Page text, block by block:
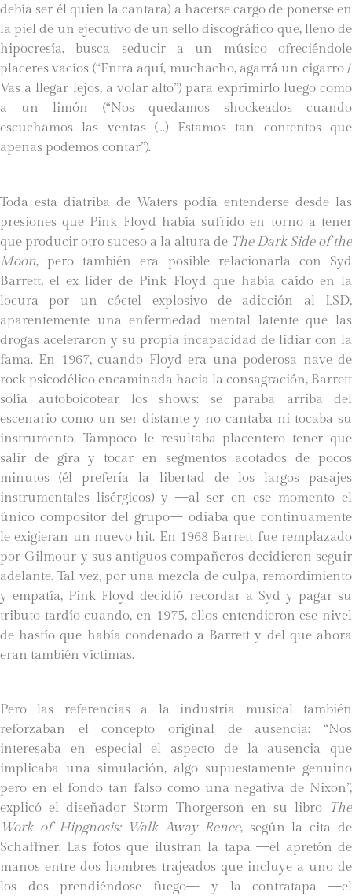
debía ser él quien la cantara) a hacerse cargo de ponerse en
la piel de un ejecutivo de un sello discográfico que, lleno de
hipocresía, busca seducir a un músico ofreciéndole
placeres vacíos (“Entra aquí, muchacho, agarrá un cigarro /
Vas a llegar lejos, a volar alto”) para exprimirlo luego como
a un limón (“Nos quedamos shockeados cuando
escuchamos las ventas (…) Estamos tan contentos que
apenas podemos contar”).
Toda esta diatriba de Waters podía entenderse desde las
presiones que Pink Floyd había sufrido en torno a tener
que producir otro suceso a la altura de The Dark Side of the
Moon, pero también era posible relacionarla con Syd
Barrett, el ex líder de Pink Floyd que había caído en la
locura por un cóctel explosivo de adicción al LSD,
aparentemente una enfermedad mental latente que las
drogas aceleraron y su propia incapacidad de lidiar con la
fama. En 1967, cuando Floyd era una poderosa nave de
rock psicodélico encaminada hacia la consagración, Barrett
solía autoboicotear los shows: se paraba arriba del
escenario como un ser distante y no cantaba ni tocaba su
instrumento. Tampoco le resultaba placentero tener que
salir de gira y tocar en segmentos acotados de pocos
minutos (él prefería la libertad de los largos pasajes
instrumentales lisérgicos) y —al ser en ese momento el
único compositor del grupo— odiaba que continuamente
le exigieran un nuevo hit. En 1968 Barrett fue remplazado
por Gilmour y sus antiguos compañeros decidieron seguir
adelante. Tal vez, por una mezcla de culpa, remordimiento
y empatía, Pink Floyd decidió recordar a Syd y pagar su
tributo tardío cuando, en 1975, ellos entendieron ese nivel
de hastío que había condenado a Barrett y del que ahora
eran también víctimas.
Pero las referencias a la industria musical también
reforzaban el concepto original de ausencia: “Nos
interesaba en especial el aspecto de la ausencia que
implicaba una simulación, algo supuestamente genuino
pero en el fondo tan falso como una negativa de Nixon”,
explicó el diseñador Storm Thorgerson en su libro The
Work of Hipgnosis: Walk Away Renee, según la cita de
Schaffner. Las fotos que ilustran la tapa —el apretón de
manos entre dos hombres trajeados que incluye a uno de
los dos prendiéndose fuego— y la contratapa —el